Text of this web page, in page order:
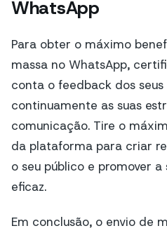
WhatsApp
Para obter o máximo
massa no WhatsApp,
conta o feedback dos
continuamente as suas
comunicação. Tire o
da plataforma para criar
o seu público e promover
eficaz.
Em conclusão, o envio de